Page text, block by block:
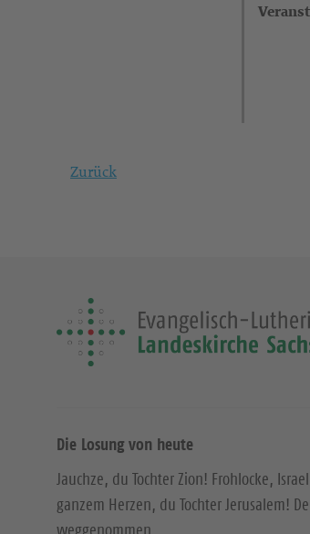
Zurück
Die Losung von heute
Jauchze, du Tochter Zion! Frohlocke,
ganzem Herzen, du Tochter Jerusalem!